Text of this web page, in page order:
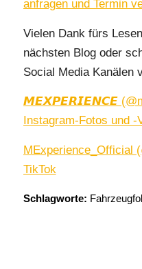
anfragen und Termin
Vielen Dank fürs
nächsten Blog oder
Social Media Kanälen
𝙈𝙀𝙓𝙋𝙀𝙍𝙄𝙀𝙉𝘾𝙀
Instagram-Fotos und -
MExperience_Official
TikTok
Schlagworte: